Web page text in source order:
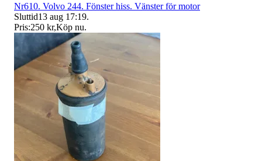
Nr610. Volvo 244. Fönster hiss. Vänster för motor
Sluttid13 aug 17:19.
Pris:250 kr,Köp nu.